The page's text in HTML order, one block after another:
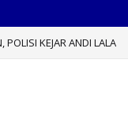
KEJAR ANDI LALA